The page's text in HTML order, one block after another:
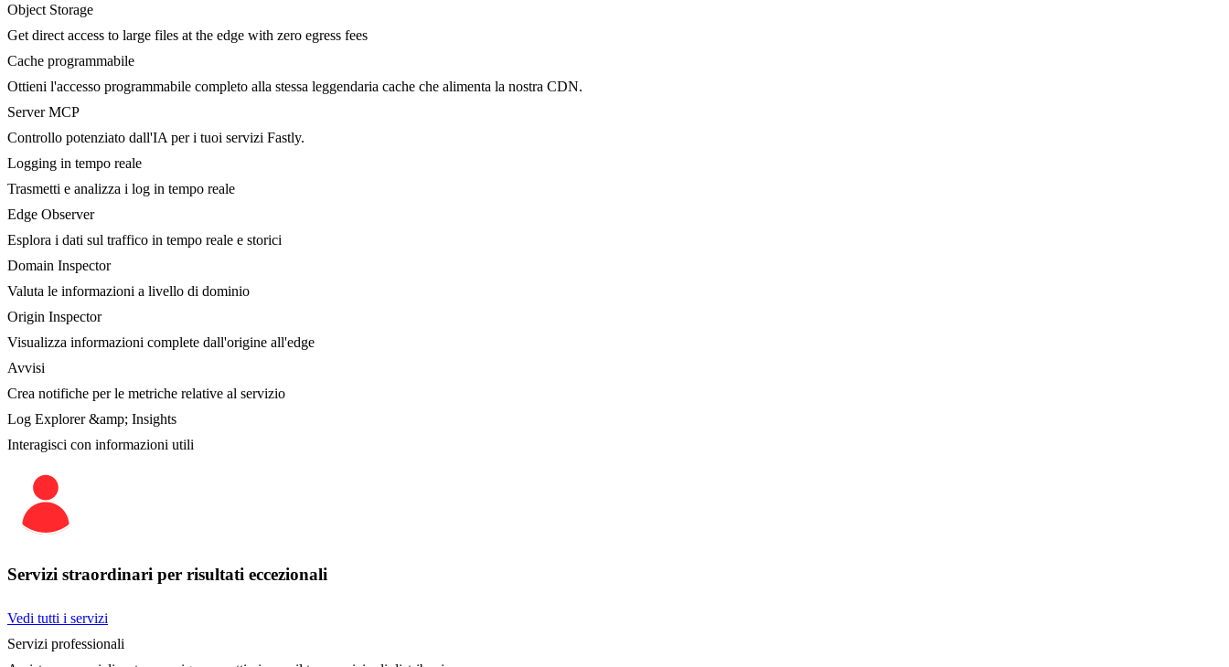
Object Storage
Get direct access to large files at the edge with zero egress fees
Cache programmabile
Ottieni l'accesso programmabile completo alla stessa leggendaria cache che alimenta la nostra CDN.
Server MCP
Controllo potenziato dall'IA per i tuoi servizi Fastly.
Logging in tempo reale
Trasmetti e analizza i log in tempo reale
Edge Observer
Esplora i dati sul traffico in tempo reale e storici
Domain Inspector
Valuta le informazioni a livello di dominio
Origin Inspector
Visualizza informazioni complete dall'origine all'edge
Avvisi
Crea notifiche per le metriche relative al servizio
Log Explorer &amp; Insights
Interagisci con informazioni utili
Servizi straordinari per risultati eccezionali
Vedi tutti i servizi
Servizi professionali